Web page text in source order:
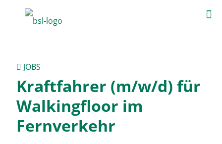
JOBS
Kraftfahrer (m/w/d) für
Walkingfloor im
Fernverkehr